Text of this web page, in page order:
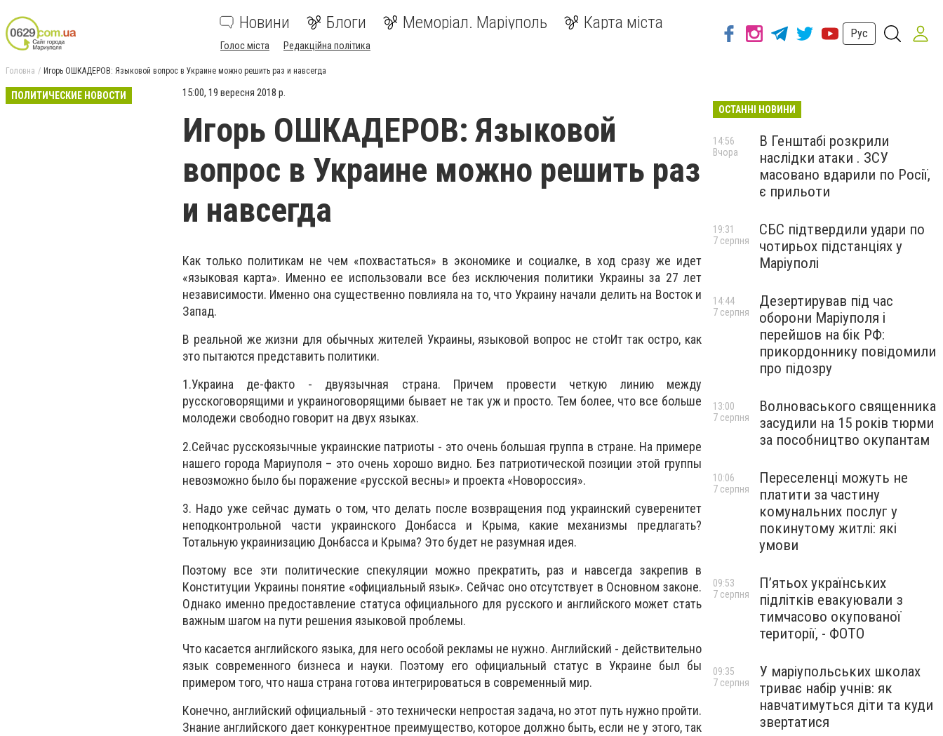
Новини Блоги Меморіал. Маріуполь Карта міста
Голос міста Редакційна політика
Рус
Головна Игорь ОШКАДЕРОВ: Языковой вопрос в Украине можно решить раз и навсегда
ПОЛИТИЧЕСКИЕ НОВОСТИ 15:00, 19 вересня 2018 р.
Игорь ОШКАДЕРОВ: Языковой
вопрос в Украине можно решить раз
и навсегда
Как только политикам не чем «похвастаться» в экономике и социалке, в ход сразу же идет
«языковая карта». Именно ее использовали все без исключения политики Украины за 27 лет
независимости. Именно она существенно повлияла на то, что Украину начали делить на Восток и
Запад.
В реальной же жизни для обычных жителей Украины, языковой вопрос не стоИт так остро, как
это пытаются представить политики.
1.Украина де-факто - двуязычная страна. Причем провести четкую линию между
русскоговорящими и украиноговорящими бывает не так уж и просто. Тем более, что все больше
молодежи свободно говорит на двух языках.
2.Сейчас русскоязычные украинские патриоты - это очень большая группа в стране. На примере
нашего города Мариуполя – это очень хорошо видно. Без патриотической позиции этой группы
невозможно было бы поражение «русской весны» и проекта «Новороссия».
3. Надо уже сейчас думать о том, что делать после возвращения под украинский суверенитет
неподконтрольной части украинского Донбасса и Крыма, какие механизмы предлагать?
Тотальную украинизацию Донбасса и Крыма? Это будет не разумная идея.
Поэтому все эти политические спекуляции можно прекратить, раз и навсегда закрепив в
Конституции Украины понятие «официальный язык». Сейчас оно отсутствует в Основном законе.
Однако именно предоставление статуса официального для русского и английского может стать
важным шагом на пути решения языковой проблемы.
Что касается английского языка, для него особой рекламы не нужно. Английский - действительно
язык современного бизнеса и науки. Поэтому его официальный статус в Украине был бы
примером того, что наша страна готова интегрироваться в современный мир.
Конечно, английский официальный - это технически непростая задача, но этот путь нужно пройти.
Знание английского дает конкурентное преимущество, которое должно быть, если не у этого, так
ОСТАННІ НОВИНИ
В Генштабі розкрили
наслідки атаки . ЗСУ
масовано вдарили по Росії,
є прильоти
14:56
Вчора
СБС підтвердили удари по
чотирьох підстанціях у
Маріуполі
19:31
7 серпня
Дезертирував під час
оборони Маріуполя і
перейшов на бік РФ:
прикордоннику повідомили
про підозру
14:44
7 серпня
Волноваського священника
засудили на 15 років тюрми
за пособництво окупантам
13:00
7 серпня
Переселенці можуть не
платити за частину
комунальних послуг у
покинутому житлі: які
умови
10:06
7 серпня
П’ятьох українських
підлітків евакуювали з
тимчасово окупованої
території, - ФОТО
09:53
7 серпня
У маріупольських школах
триває набір учнів: як
навчатимуться діти та куди
звертатися
09:35
7 серпня